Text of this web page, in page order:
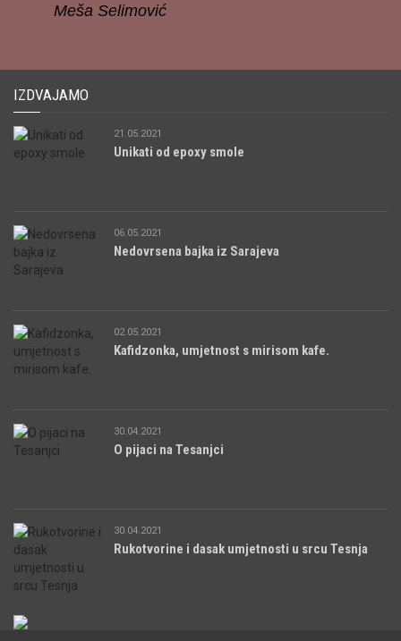
Meša Selimović
IZDVAJAMO
21.05.2021
Unikati od epoxy smole
06.05.2021
Nedovrsena bajka iz Sarajeva
02.05.2021
Kafidzonka, umjetnost s mirisom kafe.
30.04.2021
O pijaci na Tesanjci
30.04.2021
Rukotvorine i dasak umjetnosti u srcu Tesnja